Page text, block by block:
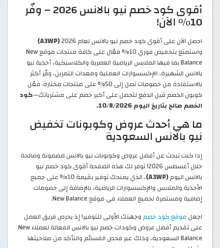
أقوى كود خصم نيو بالانس 2026 – وفّر
10% الآن!
احصل الآن على أقوى كود خصم نيو بالانس لعام 2026
(A3WP)
واستمتع بتخفيض فوري 10% فعّال على كافة منتجات موقع New
Balance بما فيها الملابس الرياضية العصرية والكلاسيكية، أحذية نيو
بالانس الشهيرة، الإكسسوارات العملية ومعدات التمرين، وفّر أكثر
بالاستفادة من خصومات تصل إلى 50% على منتجات مختارة. فعّل
كوبون الخصم قبل الدفع لتحصل على أكبر خصم على مشترياتك—كود
الخصم صالح بتاريخ اليوم 10/8/2026.
ما هي أحدث عروض وكوبونات تخفيض
نيو بالانس السعودية
إذا كنت تبحث عن أفضل عروض وكوبونات نيو بالانس مضمونة وصالحة
خلال أغسطس 2026! توفر لك هذه الصفحة أقوى كود خصم نيو
بالانس اليوم(A3WP)
، الذي يمنحك توفير بقيمة 10% على جميع
الأحذية والملابس والإكسسوارات الرياضية، بالإضافة إلى خصومات
إضافية ومستمرة لجميع العملاء في موقع New Balance.
اجعل موقع كود خصم وجهتك الأولى للتوفير! إذ يحرص فريق العمل
على تقديم أفضل عروض وكودات خصم نيو بالانس الفعالة لعملاء New
Balance السعودية، وذلك عبر فحص القسائم والتأكد من صلاحيتها